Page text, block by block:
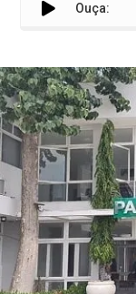
Ouça: